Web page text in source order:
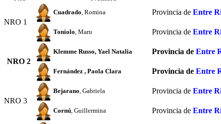
NRO 1
Cuadrado , Romina Provincia de Entre
Toniolo , Maru Provincia de Entre
NRO 2
Klemme Russo, Yael Natalia Provincia de Entre
Fernández , Paola Clara Provincia de Entre
NRO 3
Bejarano , Gabriela Provincia de Entre
Cornú , Guillermina Provincia de Entre